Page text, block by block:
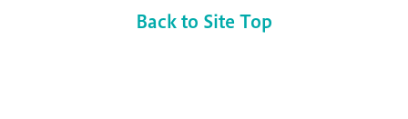
Back to Site Top